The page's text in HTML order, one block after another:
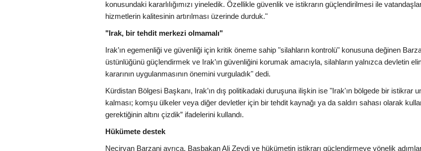
konusundaki kararlılığımızı yineledik. Özellikle güvenlik ve istikrarın güçlendirilmesi ile
hizmetlerin kalitesinin artırılması üzerinde durduk."
"Irak, bir tehdit merkezi olmamalı"
Irak’ın egemenliği ve güvenliği için kritik öneme sahip "silahların kontrolü" konusuna değinen
üstünlüğünü güçlendirmek ve Irak’ın güvenliğini korumak amacıyla, silahların yalnızca devletin
kararının uygulanmasının önemini vurguladık" dedi.
Kürdistan Bölgesi Başkanı, Irak’ın dış politikadaki duruşuna ilişkin ise "Irak'ın bölgede bir istikrar
kalması; komşu ülkeler veya diğer devletler için bir tehdit kaynağı ya da saldırı sahası olarak
gerektiğinin altını çizdik” ifadelerini kullandı.
Hükümete destek
Neçirvan Barzani ayrıca, Başbakan Ali Zeydi ve hükümetin istikrarı güçlendirmeye yönelik